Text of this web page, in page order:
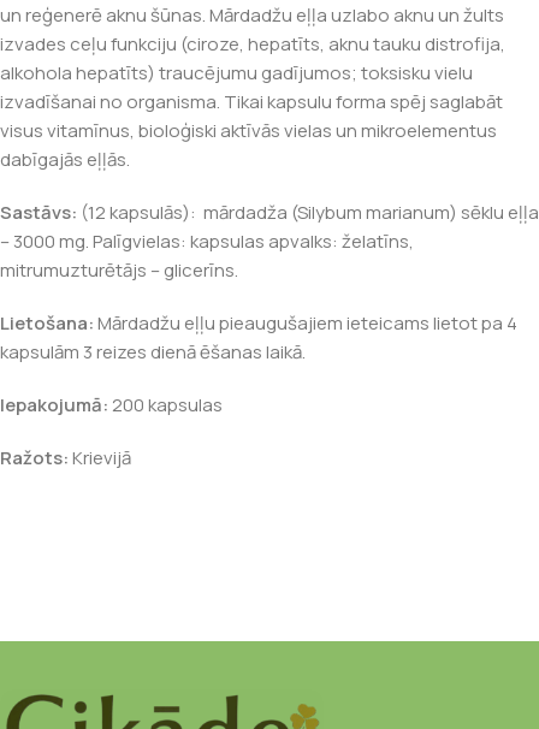
un reģenerē aknu šūnas. Mārdadžu eļļa uzlabo aknu un žults
izvades ceļu funkciju (ciroze, hepatīts, aknu tauku distrofija,
alkohola hepatīts) traucējumu gadījumos; toksisku vielu
izvadīšanai no organisma. Tikai kapsulu forma spēj saglabāt
visus vitamīnus, bioloģiski aktīvās vielas un mikroelementus
dabīgajās eļļās.
Sastāvs: (12 kapsulās): mārdadža (Silybum marianum) sēklu eļļa
– 3000 mg. Palīgvielas: kapsulas apvalks: želatīns,
mitrumuzturētājs – glicerīns.
Lietošana:Mārdadžu eļļu pieaugušajiem ieteicams lietot pa 4
kapsulām 3 reizes dienā ēšanas laikā.
Iepakojumā: 200 kapsulas
Ražots:Krievijā